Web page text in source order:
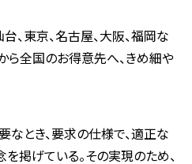
、東京、名古屋、大阪、福岡な
ら全国のお得意先へ、きめ細や
なとき、要求の仕様で、適正な
掲げている。その実現のため、